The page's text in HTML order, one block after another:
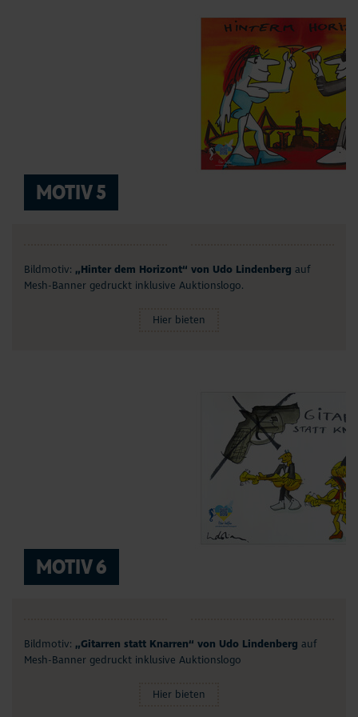
MOTIV 5
Bildmotiv: „Hinter dem Horizont“ von Udo Lindenberg auf
Mesh-Banner gedruckt inklusive Auktionslogo.
Hier bieten
MOTIV 6
Bildmotiv: „Gitarren statt Knarren“ von Udo Lindenberg auf
Mesh-Banner gedruckt inklusive Auktionslogo
Hier bieten